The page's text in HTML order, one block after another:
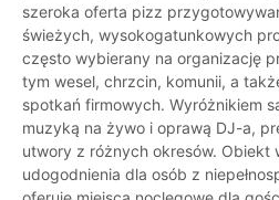
szeroka oferta pizz
świeżych, wysokogatunkowych
często wybierany na organizację
tym wesel, chrzcin, komunii, a
spotkań firmowych. Wyróżnikiem
muzyką na żywo i oprawą DJ-a,
utwory z różnych okresów. Obiekt
udogodnienia dla osób z